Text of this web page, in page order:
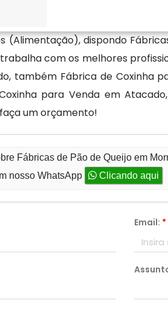
dispondo
com os melhores
também Fábrica de Coxinha
para Venda em
um orçamento!
Fábricas de Pão de Queijo em
nosso WhatsApp Clicando aqui
Email: *